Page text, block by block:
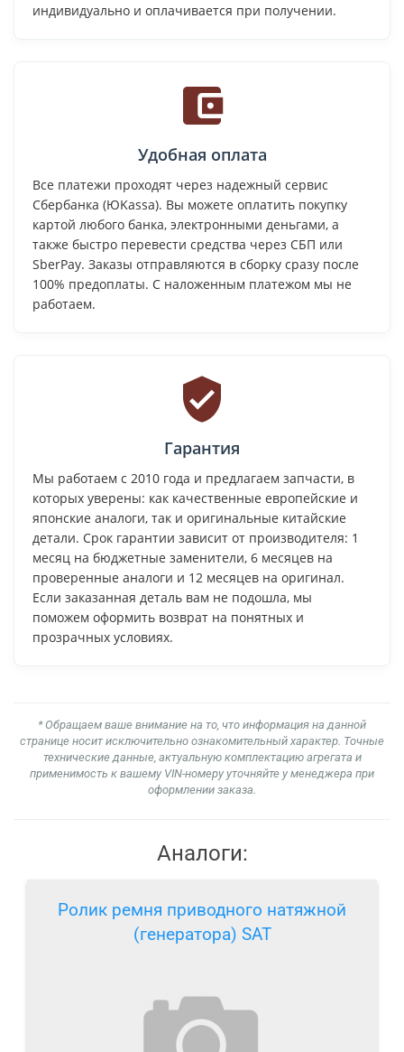
индивидуально и оплачивается при получении.
Удобная оплата
Все платежи проходят через надежный сервис
Сбербанка (ЮKassa). Вы можете оплатить покупку
картой любого банка, электронными деньгами, а
также быстро перевести средства через СБП или
SberPay. Заказы отправляются в сборку сразу после
100% предоплаты. С наложенным платежом мы не
работаем.
Гарантия
Мы работаем с 2010 года и предлагаем запчасти, в
которых уверены: как качественные европейские и
японские аналоги, так и оригинальные китайские
детали. Срок гарантии зависит от производителя: 1
месяц на бюджетные заменители, 6 месяцев на
проверенные аналоги и 12 месяцев на оригинал.
Если заказанная деталь вам не подошла, мы
поможем оформить возврат на понятных и
прозрачных условиях.
* Обращаем ваше внимание на то, что информация на данной
странице носит исключительно ознакомительный характер. Точные
технические данные, актуальную комплектацию агрегата и
применимость к вашему VIN-номеру уточняйте у менеджера при
оформлении заказа.
Аналоги:
Ролик ремня приводного натяжной
(генератора) SAT